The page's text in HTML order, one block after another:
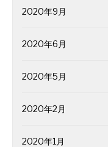
2020年9月
2020年6月
2020年5月
2020年2月
2020年1月